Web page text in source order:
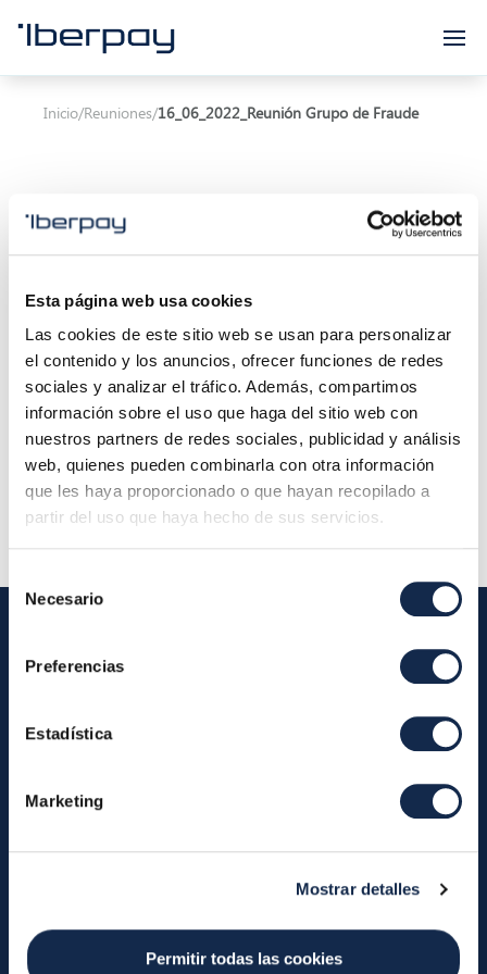
Esta página web usa cookies
Las cookies de este sitio web se usan para personalizar
el contenido y los anuncios, ofrecer funciones de redes
sociales y analizar el tráfico. Además, compartimos
información sobre el uso que haga del sitio web con
nuestros partners de redes sociales, publicidad y análisis
web, quienes pueden combinarla con otra información
que les haya proporcionado o que hayan recopilado a
partir del uso que haya hecho de sus servicios.
Necesario
Preferencias
Estadística
Marketing
Mostrar detalles
Permitir todas las cookies
Iberpay
Inicio/Reuniones/16_06_2022_Reunión Grupo de Fraude
Asunto:16_06_2022_Reunión Grupo de Fraude
Inicio de la reunión:16/06/2022 10:00
Final de la reunión:16/06/2022 12:00
Localización:
Descripción:
Iberpay
Annual Reports
Cash
Services
Account Switching